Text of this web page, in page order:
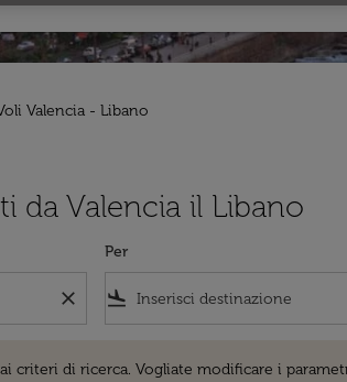
Valencia - Libano
da Valencia il Libano
close
Per
flight_land
criteri di ricerca. Vogliate modificare i